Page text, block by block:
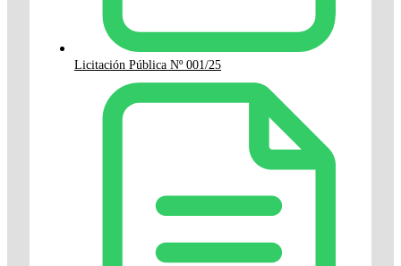
Licitación Pública Nº 001/25